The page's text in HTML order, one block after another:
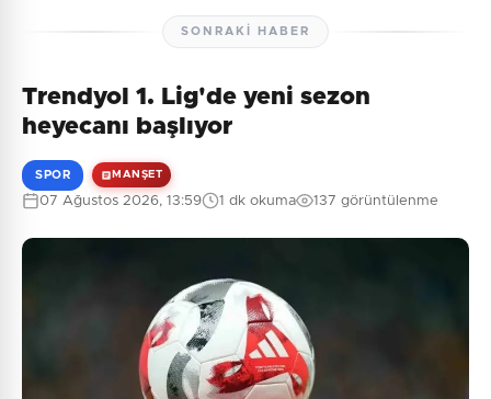
Gönder
Henüz yorum yapılmamış. İlk yorumu siz yapın!
SONRAKI HABER
Trendyol 1. Lig'de yeni sezon
heyecanı başlıyor
SPOR MANŞET
07 Ağustos 2026, 13:59 1 dk okuma 137 görüntülenme